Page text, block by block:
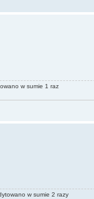
w sumie 1 raz
w sumie 2 razy